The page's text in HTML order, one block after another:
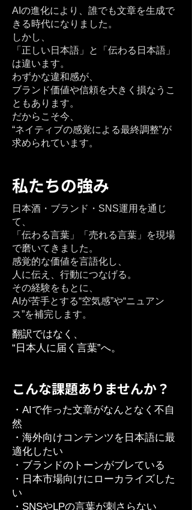
AIの進化により、誰でも文章を生成で
きる時代になりました。
しかし、
「正しい日本語」と「伝わる日本語」
は違います。
わずかな違和感が、
ブランド価値や信頼を大きく損なうこ
ともあります。
だからこそ今、
“ネイティブの感覚による最終調整”が
求められています。
私たちの強み
日本酒・ブランド・SNS運用を通じ
て、
「伝わる言葉」「売れる言葉」を現場
で磨いてきました。
感覚的な価値を言語化し、
人に伝え、行動につなげる。
その経験をもとに、
AIが苦手とする“空気感”や“ニュアン
ス”を補完します。
翻訳ではなく、
“日本人に届く言葉”へ。
こんな課題ありませんか？
・AIで作った文章がなんとなく不自
然
・海外向けコンテンツを日本語に最
適化したい
・ブランドのトーンがブレている
・日本市場向けにローカライズした
い
・SNSやLPの言葉が刺さらない